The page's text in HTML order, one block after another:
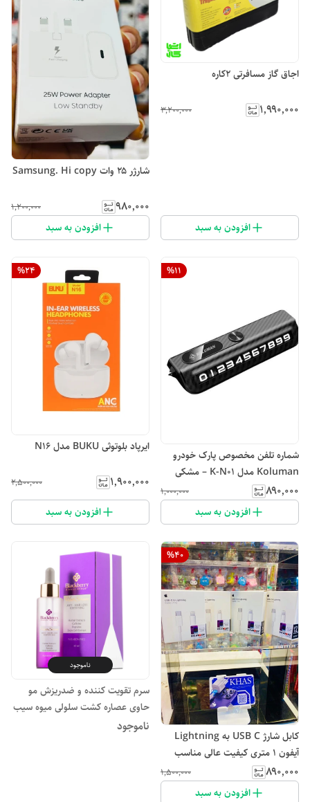
اجاق گاز مسافرتی 2کاره
۱٬۹۹۰٬۰۰۰ ۳٬۲۰۰٬۰۰۰
افزودن به سبد
شارژر ۲۵ وات Samsung. Hi copy
۹۸۰٬۰۰۰ ۱٬۲۰۰٬۰۰۰
افزودن به سبد
%11
شماره تلفن مخصوص پارک خودرو
Koluman مدل K-N01 – مشکی
۸۹۰٬۰۰۰ ۱٬۰۰۰٬۰۰۰
افزودن به سبد
%24
ایرپاد بلوتوثی BUKU مدل N16
۱٬۹۰۰٬۰۰۰ ۲٬۵۰۰٬۰۰۰
افزودن به سبد
%40
کابل شارژ USB C به Lightning
آیفون 1 متری کیفیت عالی مناسب
شارژ سریع اورجینال (اصل)
۸۹۰٬۰۰۰ ۱٬۵۰۰٬۰۰۰
افزودن به سبد
ناموجود
سرم تقویت کننده و ضدریزش مو
حاوی عصاره کشت سلولی میوه سیب
۴۰ میلی بلک بری بلک بری
ناموجود